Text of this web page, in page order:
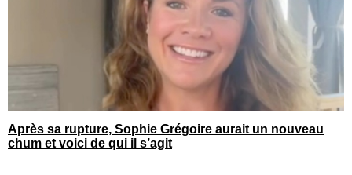
Après sa rupture, Sophie Grégoire aurait un nouveau
chum et voici de qui il s’agit